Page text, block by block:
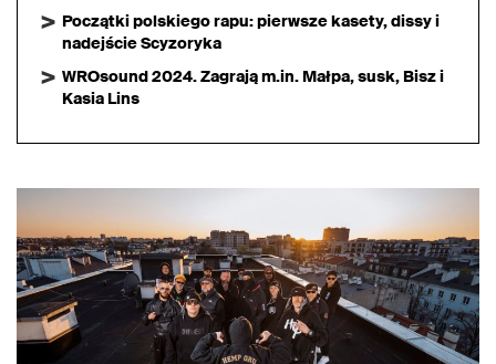
Początki polskiego rapu: pierwsze kasety, dissy i
nadejście Scyzoryka
WROsound 2024. Zagrają m.in. Małpa, susk, Bisz i
Kasia Lins